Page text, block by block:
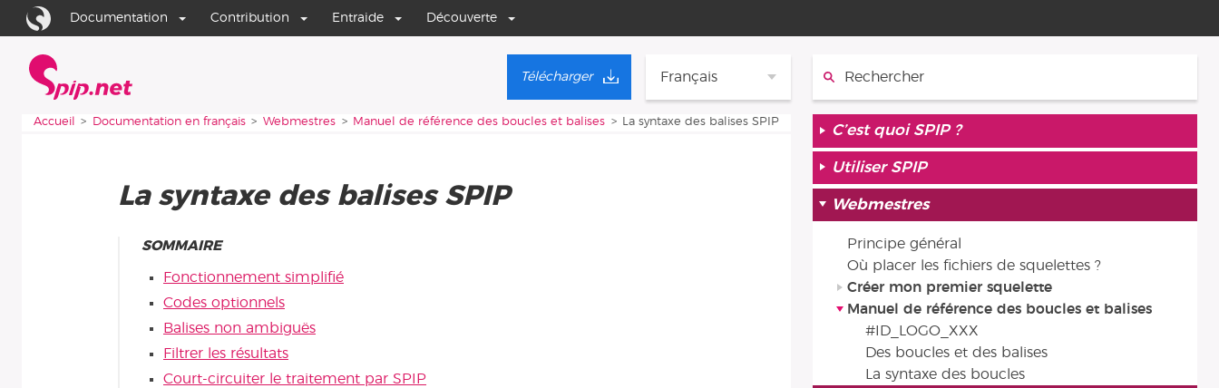
Aller au contenu
Aller à la navigation
Documentation Contribution Entraide Découverte
Français
Télécharger
Vous êtes ici :
Accueil Documentation en français Webmestres Manuel de référence des boucles et balises La syntaxe des balises SPIP
La syntaxe des balises SPIP
SOMMAIRE
Fonctionnement simplifié
Codes optionnels
Balises non ambiguës
Filtrer les résultats
Court-circuiter le traitement par SPIP
C’est quoi SPIP ?
Utiliser SPIP
Webmestres
Principe général
Où placer les fichiers de squelettes ?
Créer mon premier squelette
Manuel de référence des boucles et balises
#ID_LOGO_XXX
Des boucles et des balises
La syntaxe des boucles